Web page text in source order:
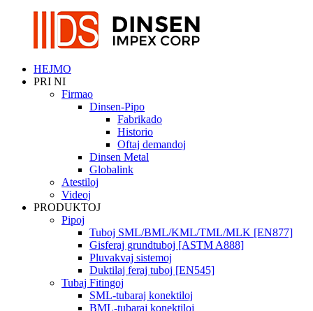
HEJMO
PRI NI
Firmao
Dinsen-Pipo
Fabrikado
Historio
Oftaj demandoj
Dinsen Metal
Globalink
Atestiloj
Videoj
PRODUKTOJ
Pipoj
Tuboj SML/BML/KML/TML/MLK [EN877]
Gisferaj grundtuboj [ASTM A888]
Pluvakvaj sistemoj
Duktilaj feraj tuboj [EN545]
Tubaj Fitingoj
SML-tubaraj konektiloj
BML-tubaraj konektiloj